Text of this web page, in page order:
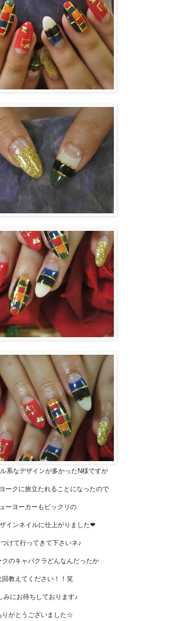
系なデザインが多かったN様ですが
ークに旅立たれることになったので
ーヨーカーもビックリの
インネイルに仕上がりました❤
けて行ってきて下さいネ♪
クのキャバクラどんなんだったか
回教えてください！！笑
みにお待ちしております♪
りがとうございました☆